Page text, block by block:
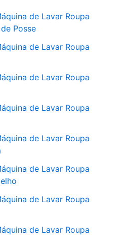
de Lavar Roupa
Posse
de Lavar Roupa
de Lavar Roupa
de Lavar Roupa
de Lavar Roupa
de Lavar Roupa
de Lavar Roupa
de Lavar Roupa